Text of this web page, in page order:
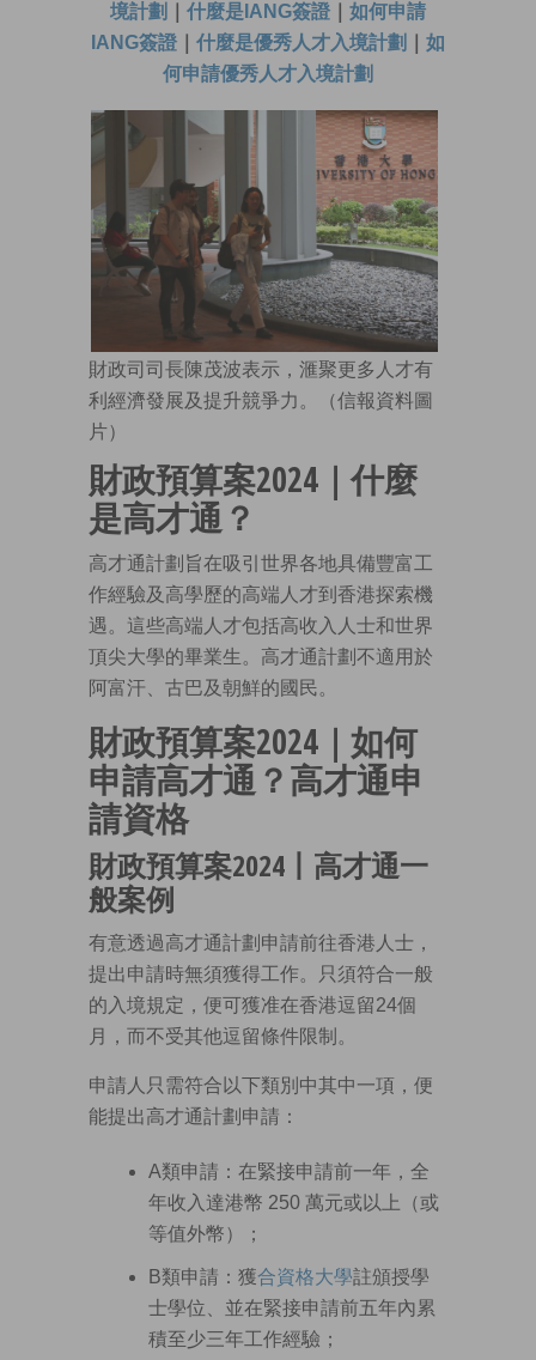
境計劃
什麼是IANG簽證
如何申請
IANG簽證
什麼是優秀人才入境計劃
如
何申請優秀人才入境計劃
財政司司長陳茂波表示，滙聚更多人才有
利經濟發展及提升競爭力。（信報資料圖
片）
財政預算案2024｜什麼
是高才通？
高才通計劃旨在吸引世界各地具備豐富工
作經驗及高學歷的高端人才到香港探索機
遇。這些高端人才包括高收入人士和世界
頂尖大學的畢業生。高才通計劃不適用於
阿富汗、古巴及朝鮮的國民。
財政預算案2024｜如何
申請高才通？高才通申
請資格
財政預算案2024丨高才通一
般案例
有意透過高才通計劃申請前往香港人士，
提出申請時無須獲得工作。只須符合一般
的入境規定，便可獲准在香港逗留24個
月，而不受其他逗留條件限制。
申請人只需符合以下類別中其中一項，便
能提出高才通計劃申請：
A類申請：在緊接申請前一年，全
年收入達港幣 250 萬元或以上（或
等值外幣）；
B類申請：獲合資格大學註頒授學
士學位、並在緊接申請前五年內累
積至少三年工作經驗；